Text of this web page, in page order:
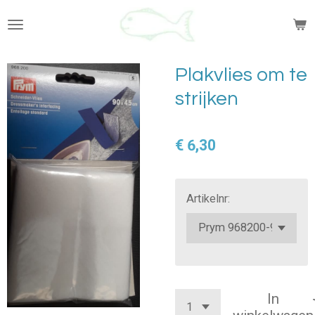
direct
de
hoofdinhoud
Plakvlies om te
strijken
€ 6,30
Artikelnr:
In